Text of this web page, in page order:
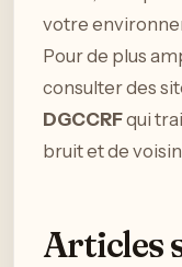
votre
Pour de plus
consulter des
DGCCRFqui
bruit et de
Articles